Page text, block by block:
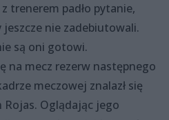
trenerem padło pytanie,
nie zadebiutowali.
są oni gotowi.
na mecz rezerw następnego
meczowej znalazł się
Oglądając jego